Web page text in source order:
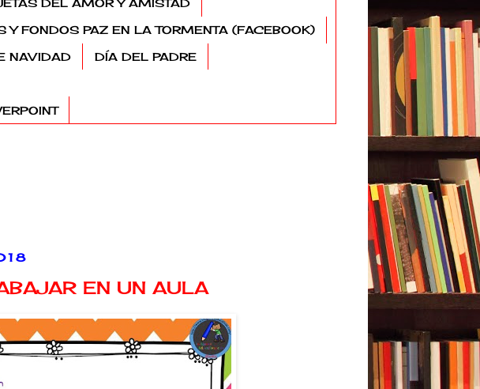
DEL AMOR Y AMISTAD
Y FONDOS PAZ EN LA TORMENTA (FACEBOOK)
NAVIDAD
DÍA DEL PADRE
EN UN AULA